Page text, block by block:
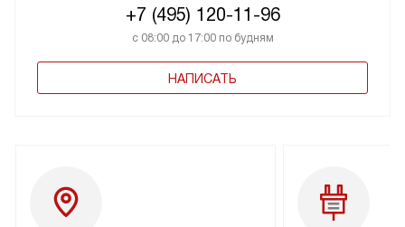
+7 (495) 120-11-96
с 08:00 до 17:00 по будням
НАПИСАТЬ